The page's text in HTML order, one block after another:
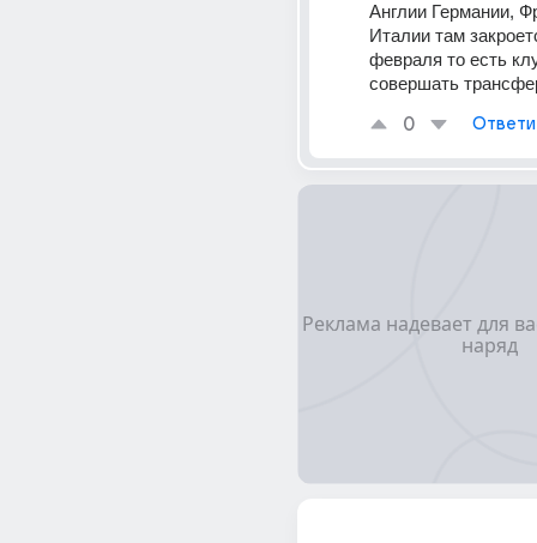
Англии Германии,
Италии там
февраля то есть
совершать
0